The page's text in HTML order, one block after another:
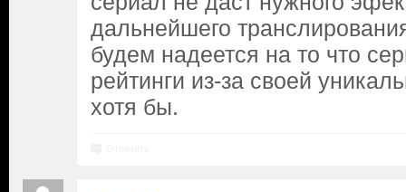
дальнейшего
будем надеется на то что
рейтинги из-за своей
хотя бы.